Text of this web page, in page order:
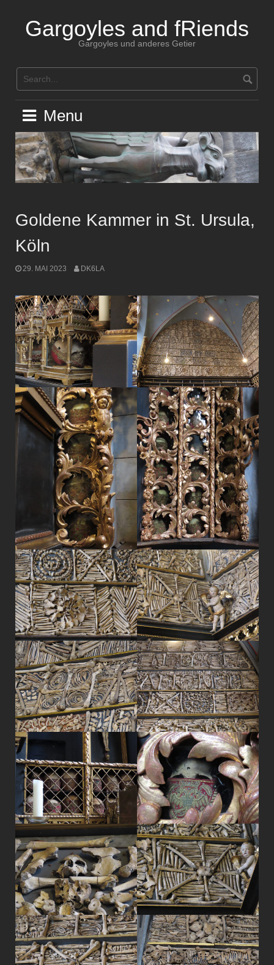
contentGargoyles and fRiends
Gargoyles und anderes Getier
Menu
Goldene Kammer in St. Ursula,
Köln
29. MAI 2023 DK6LA